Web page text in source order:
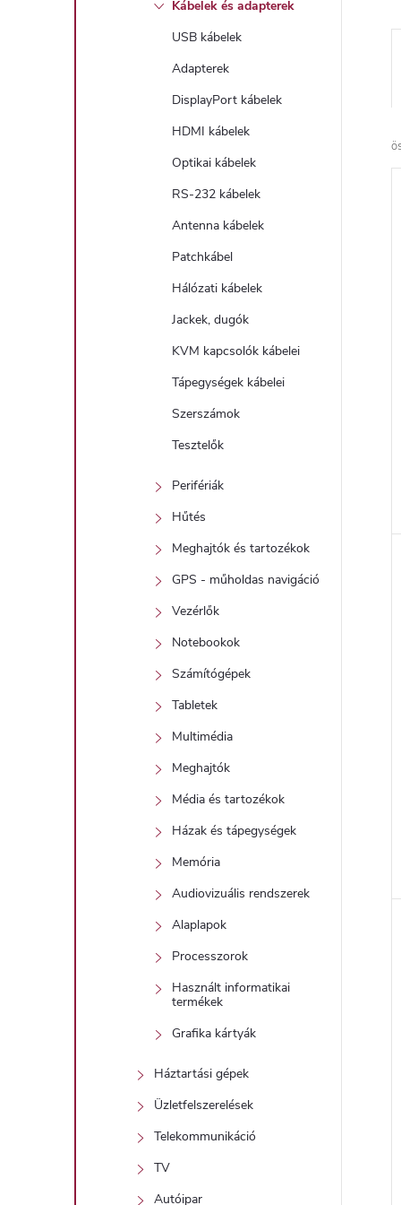
Kábelek és adapterek
USB kábelek
Adapterek
DisplayPort kábelek
HDMI kábelek
Optikai kábelek
RS-232 kábelek
Antenna kábelek
Patchkábel
Hálózati kábelek
Jackek, dugók
KVM kapcsolók kábelei
Tápegységek kábelei
Szerszámok
Tesztelők
Perifériák
Hűtés
Meghajtók és tartozékok
GPS - műholdas navigáció
Vezérlők
Notebookok
Számítógépek
Tabletek
Multimédia
Meghajtók
Média és tartozékok
Házak és tápegységek
Memória
Audiovizuális rendszerek
Alaplapok
Processzorok
Használt informatikai
termékek
Grafika kártyák
Háztartási gépek
Üzletfelszerelések
Telekommunikáció
TV
Autóipar
e
l